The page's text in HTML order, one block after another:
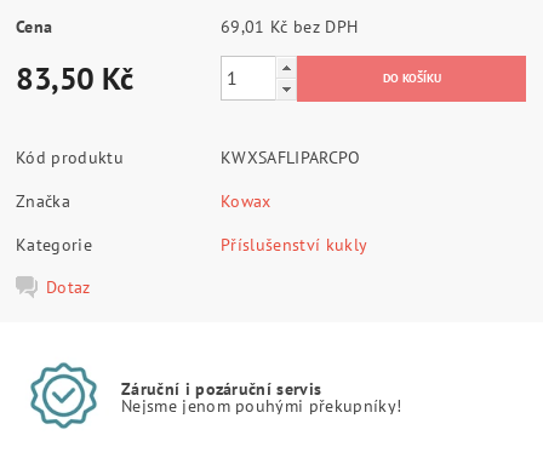
Cena 69,01 Kč bez DPH
83,50 Kč
Kód produktu
KWXSAFLIPARCPO
Značka
Kowax
Kategorie
Příslušenství kukly
Dotaz
Záruční i pozáruční servis
Nejsme jenom pouhými překupníky!